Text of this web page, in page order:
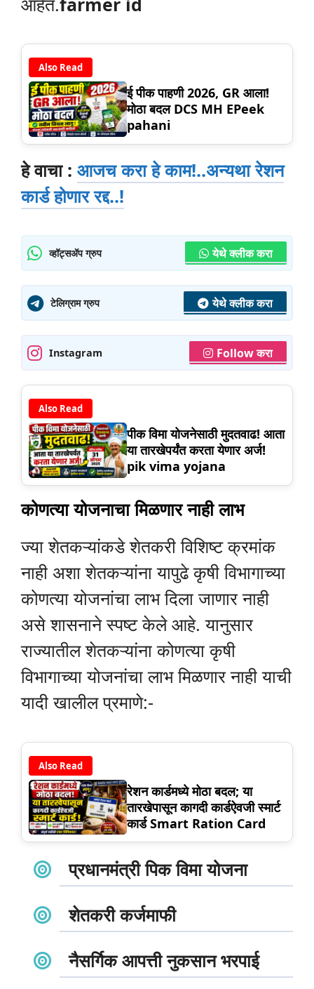
Also Read
ई पीक पाहणी 2026, GR आला!
मोठा बदल DCS MH EPeek
pahani
हे वाचा : आजच करा हे काम!..अन्यथा रेशन
कार्ड होणार रद्द..!
व्हॉट्सॲप ग्रुप येथे क्लीक करा
टेलिग्राम ग्रुप येथे क्लीक करा
Instagram Follow करा
Also Read
पीक विमा योजनेसाठी मुदतवाढ! आता
या तारखेपर्यंत करता येणार अर्ज!
pik vima yojana
कोणत्या योजनाचा मिळणार नाही लाभ
ज्या शेतकऱ्यांकडे शेतकरी विशिष्ट क्रमांक
नाही अशा शेतकऱ्यांना यापुढे कृषी विभागाच्या
कोणत्या योजनांचा लाभ दिला जाणार नाही
असे शासनाने स्पष्ट केले आहे. यानुसार
राज्यातील शेतकऱ्यांना कोणत्या कृषी
विभागाच्या योजनांचा लाभ मिळणार नाही याची
यादी खालील प्रमाणे:-
Also Read
रेशन कार्डमध्ये मोठा बदल; या
तारखेपासून कागदी कार्डऐवजी स्मार्ट
कार्ड Smart Ration Card
प्रधानमंत्री पिक विमा योजना
शेतकरी कर्जमाफी
नैसर्गिक आपत्ती नुकसान भरपाई